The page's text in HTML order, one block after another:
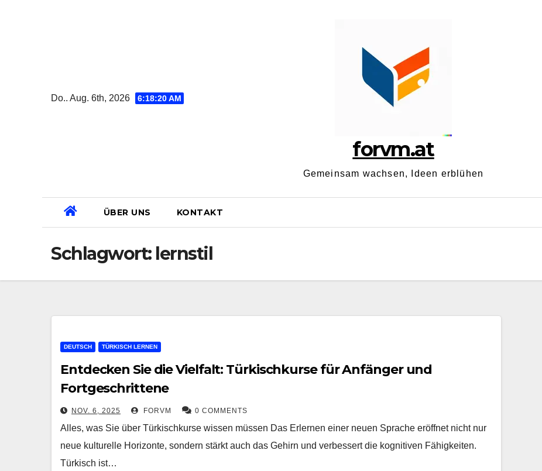
Do.. Aug. 6th, 2026 6:18:21 AM
forvm.at
Gemeinsam wachsen, Ideen erblühen
ÜBER UNS KONTAKT
Schlagwort: lernstil
DEUTSCH TÜRKISCH LERNEN
Entdecken Sie die Vielfalt: Türkischkurse für Anfänger und
Fortgeschrittene
NOV. 6, 2025 FORVM 0 COMMENTS
Alles, was Sie über Türkischkurse wissen müssen Das Erlernen einer neuen Sprache eröffnet nicht nur
neue kulturelle Horizonte, sondern stärkt auch das Gehirn und verbessert die kognitiven Fähigkeiten.
Türkisch ist…